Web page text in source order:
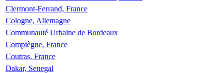
Clermont-Ferrand, France
Cologne, Allemagne
Communauté Urbaine de Bordeaux
Compiègne, France
Coutras, France
Dakar, Senegal